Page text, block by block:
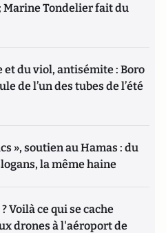
Marine Tondelier fait du
du viol, antisémite : Boro
de l’un des tubes de l’été
», soutien au Hamas : du
la même haine
Voilà ce qui se cache
drones à l'aéroport de